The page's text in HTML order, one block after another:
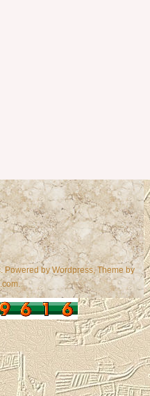
Powered byWordpress, Theme by
.